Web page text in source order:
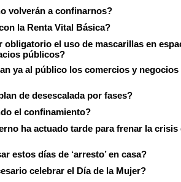
volverán a confinarnos?
la Renta Vital Básica?
obligatorio el uso de mascarillas en
públicos?
ya al público los comercios y negocios
de desescalada por fases?
el confinamiento?
ha actuado tarde para frenar la crisis
estos días de ‘arresto’ en casa?
celebrar el Día de la Mujer?